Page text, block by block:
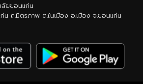
ยขอนแก่น
น ถ.มิตรภาพ ต.ในเมือง อ.เมือง จ.ขอนแก่น